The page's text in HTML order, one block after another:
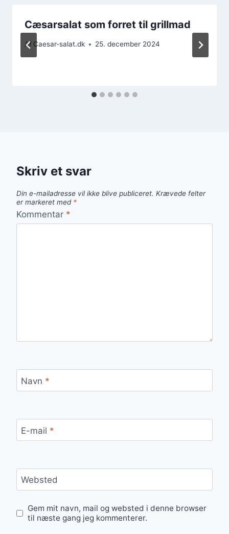
Cæsarsalat som forret til grillmad
Af Caesar-salat.dk 25. december 2024
Skriv et svar
Din e-mailadresse vil ikke blive publiceret. Krævede felter
er markeret med *
Kommentar *
Navn *
E-mail *
Websted
Gem mit navn, mail og websted i denne browser
til næste gang jeg kommenterer.